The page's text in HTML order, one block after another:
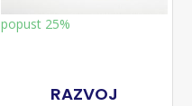
popust 25%
RAZVOJ